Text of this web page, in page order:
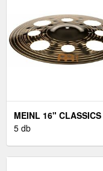
MEINL 16" CLASSICS
CUSTOM DARK TRASH
5 db